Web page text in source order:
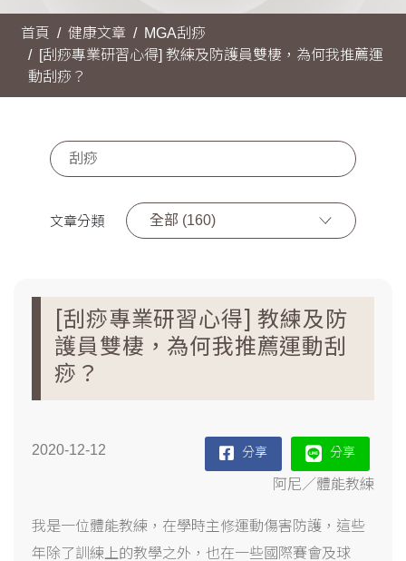
首頁 健康文章
MGA刮痧
[刮痧專業研習心得] 教練及防護員雙棲，為何我推薦運
動刮痧？
文章分類 全部 (160)
[刮痧專業研習心得] 教練及防
護員雙棲，為何我推薦運動刮
痧？
2020-12-12 分享 分享
阿尼／體能教練
我是一位體能教練，在學時主修運動傷害防護，這些
年除了訓練上的教學之外，也在一些國際賽會及球